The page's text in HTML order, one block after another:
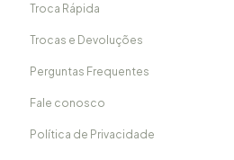
Troca Rápida
Trocas e Devoluções
Perguntas Frequentes
Fale conosco
Política de Privacidade